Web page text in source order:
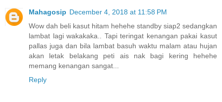
Mahagosip December 4, 2018 at 11:58 PM
Wow dah beli kasut hitam hehehe standby siap2 sedangkan
lambat lagi wakakaka.. Tapi teringat kenangan pakai kasut
pallas juga dan bila lambat basuh waktu malam atau hujan
akan letak belakang peti ais nak bagi kering hehehe
memang kenangan sangat...
Reply